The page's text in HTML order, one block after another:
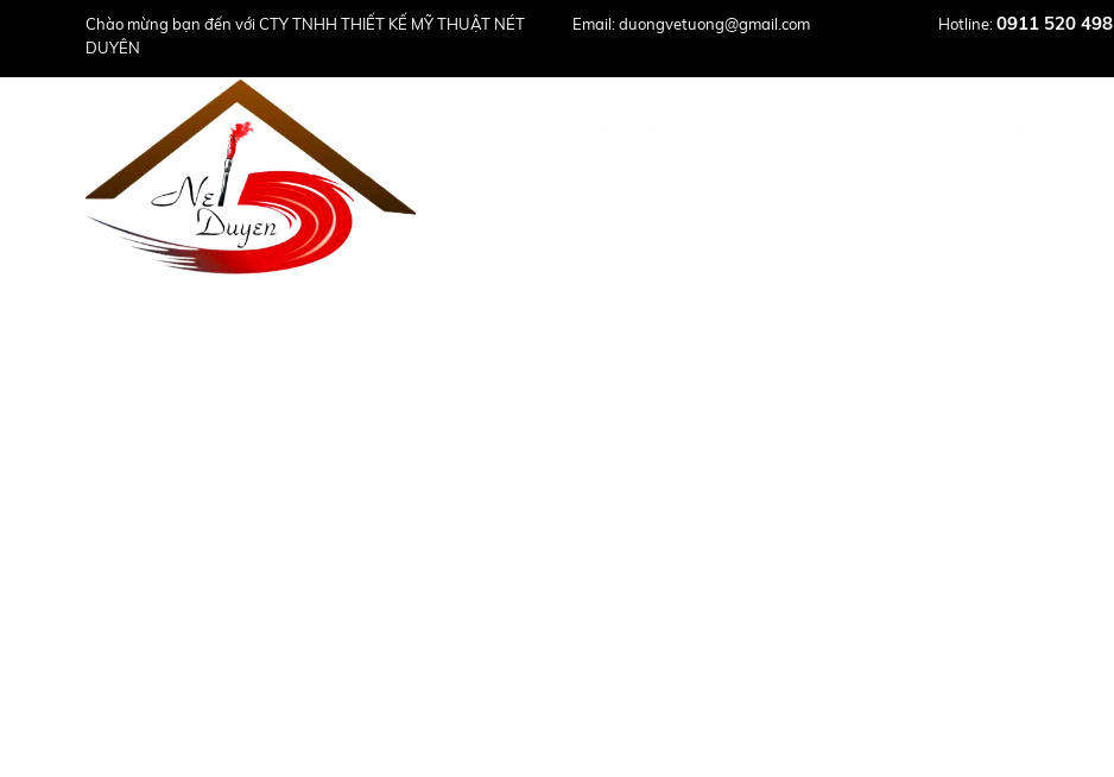
Chào mừng bạn đến với CTY TNHH THIẾT KẾ MỸ THUẬT NÉT
DUYÊN
Email: duongvetuong@gmail.com Hotline:0911 520 498